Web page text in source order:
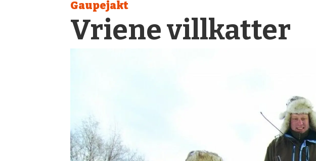
Gaupejakt
Vriene villkatter